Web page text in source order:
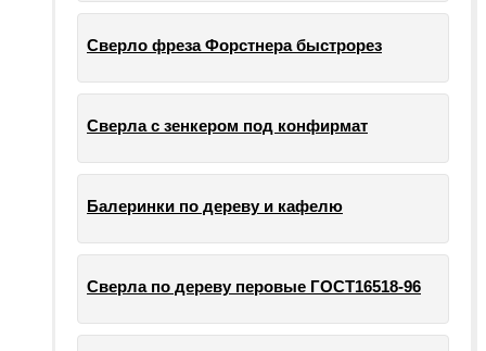
Сверло фреза Форстнера быстрорез
Сверла с зенкером под конфирмат
Балеринки по дереву и кафелю
Сверла по дереву перовые ГОСТ16518-96